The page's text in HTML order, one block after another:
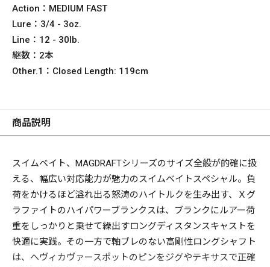
Action： MEDIUM FAST
Lure： 3/4 - 3oz.
Line： 12 - 30lb.
継数： 2本
Other.1： Closed Length: 119cm
商品説明
スイムベイト、MAGDRAFTシリーズのサイズ全般が的確に扱
える、幅広い対応能力が魅力のスイムベイトスペシャル。負
荷をかけるほど溢れ出る怒涛のハイトルクを生み出す、Ｘグ
ラファイトのハイパワーブランクスは、ブランクにルアー荷
重をしっかりと乗せて繰出すロングディスタンスキャストを
快適に実践。その一方で軸ブレのない高剛性ロングシャフト
は、ヘヴィカヴァースポットのピンをジグやテキサスで正確